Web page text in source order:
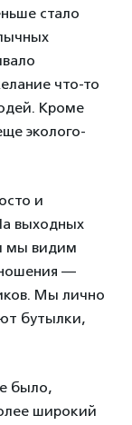
стало
что-то
Кроме
эколого-
и
выходных
мы видим
—
Мы лично
бутылки,
было,
широкий